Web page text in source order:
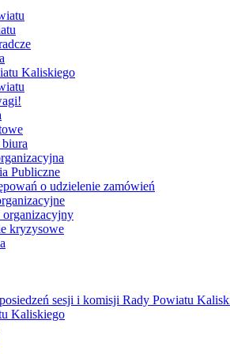
Kaliskiego
Publiczne
o udzielenie zamówień
organizacyjny
kryzysowe
sesji i komisji Rady Powiatu
Kaliskiego